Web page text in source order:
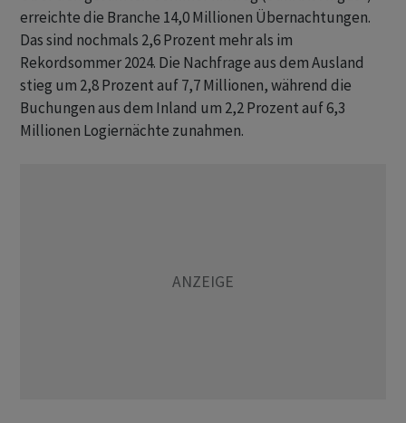
erreichte die Branche 14,0 Millionen Übernachtungen.
Das sind nochmals 2,6 Prozent mehr als im
Rekordsommer 2024. Die Nachfrage aus dem Ausland
stieg um 2,8 Prozent auf 7,7 Millionen, während die
Buchungen aus dem Inland um 2,2 Prozent auf 6,3
Millionen Logiernächte zunahmen.